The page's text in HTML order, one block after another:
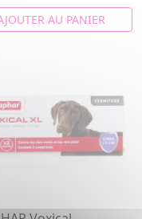
AU PANIER